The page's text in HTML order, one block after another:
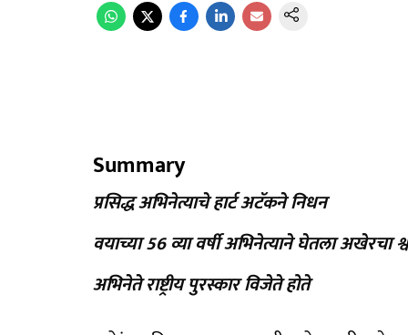
Summary
प्रसिद्ध अभिनेत्याचे हार्ट अटॅकने निधन
वयाच्या 56 व्या वर्षी अभिनेत्याने घेतला अखेरचा
अभिनेते राष्ट्रीय पुरस्कार विजेते होते